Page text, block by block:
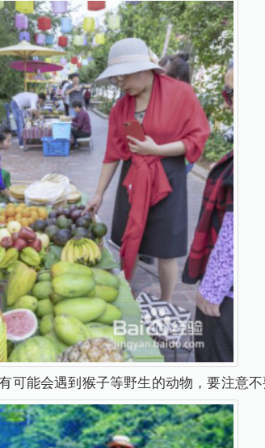
可能会遇到猴子等野生的动物，要注意